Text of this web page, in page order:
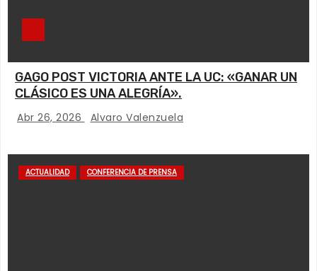
GAGO POST VICTORIA ANTE LA UC: «GANAR UN
CLÁSICO ES UNA ALEGRÍA».
Abr 26, 2026 Alvaro Valenzuela
ACTUALIDAD CONFERENCIA DE PRENSA